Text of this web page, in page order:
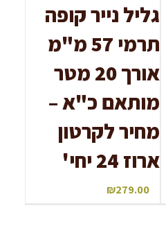
גליל נייר קופה
תרמי 57 מ"מ
אורך 20 מטר
מותאם כ"א –
מחיר לקרטון
ארוז 24 יחי'
₪279.00